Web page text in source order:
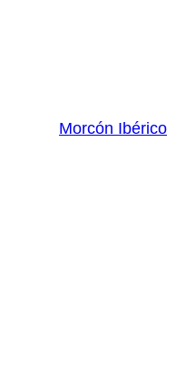
Morcón Ibérico